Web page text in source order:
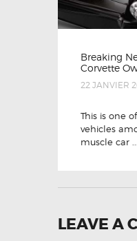
Breaking
Corvette
22 JANVIER
This is one
vehicles
muscle car ...
LEAVE A